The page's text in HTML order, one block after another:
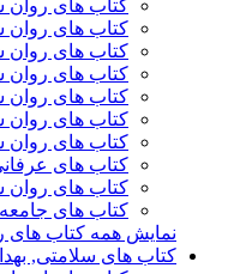
کتاب های روان
کتاب های روان
کتاب های روان
کتاب های روان
کتاب های
کتاب های
کتاب های روان
کتاب های
کتاب های
کتاب های
نمایش همه کتاب های
کتاب های سلامتی,